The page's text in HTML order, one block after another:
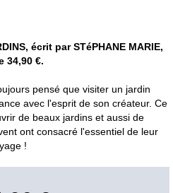
écrit par STéPHANE MARIE,
34,90 €.
pensé que visiter un jardin
avec l'esprit de son créateur. Ce
de beaux jardins et aussi de
ont consacré l'essentiel de leur
!